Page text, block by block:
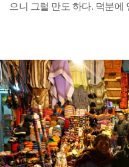
으니 그럴 만도 하다. 덕분에